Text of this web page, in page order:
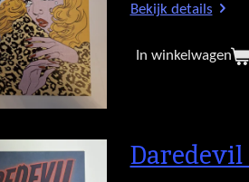
Bekijk details
In winkelwagen
Daredevil